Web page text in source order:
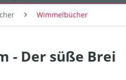
Wimmelbücher
- Der süße Brei